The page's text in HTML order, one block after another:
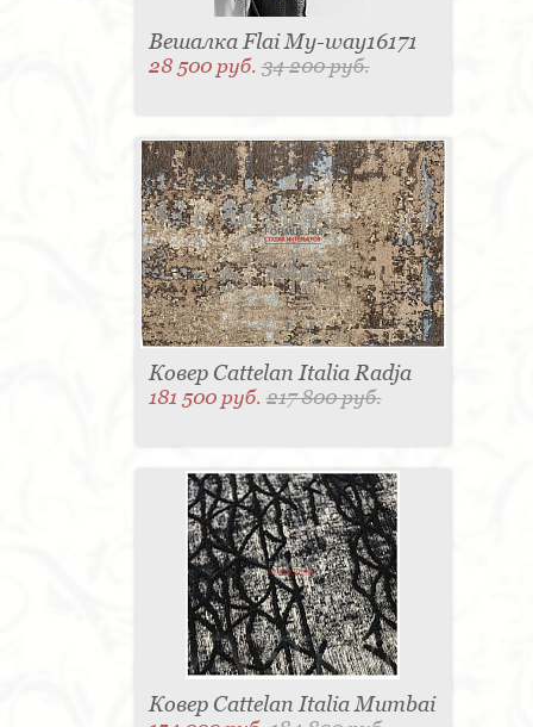
Вешалка Flai My-way16171
28 500 руб.34 200 руб.
Ковер Cattelan Italia Radja
181 500 руб.217 800 руб.
Ковер Cattelan Italia Mumbai